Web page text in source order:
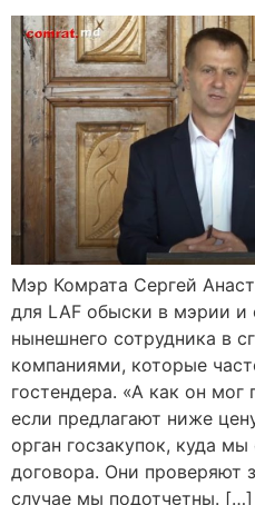
Мэр Комрата Сергей
для LAF обыски в мэрии и
нынешнего сотрудника в
компаниями, которые
гостендера. «А как он мог
если предлагают ниже
орган госзакупок, куда
договора. Они проверяют
случае мы подотчетны. […]